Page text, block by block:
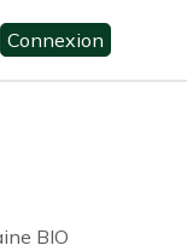
Connexion
BIO